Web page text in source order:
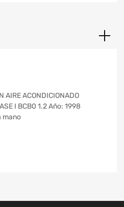
AIRE ACONDICIONADO
I BCB0 1.2 Año: 1998
mano